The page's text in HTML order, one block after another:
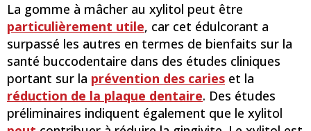
La gomme à mâcher au xylitol peut être
particulièrement utile, car cet édulcorant a
surpassé les autres en termes de bienfaits sur la
santé buccodentaire dans des études cliniques
portant sur la prévention des caries et la
réduction de la plaque dentaire. Des études
préliminaires indiquent également que le xylitol